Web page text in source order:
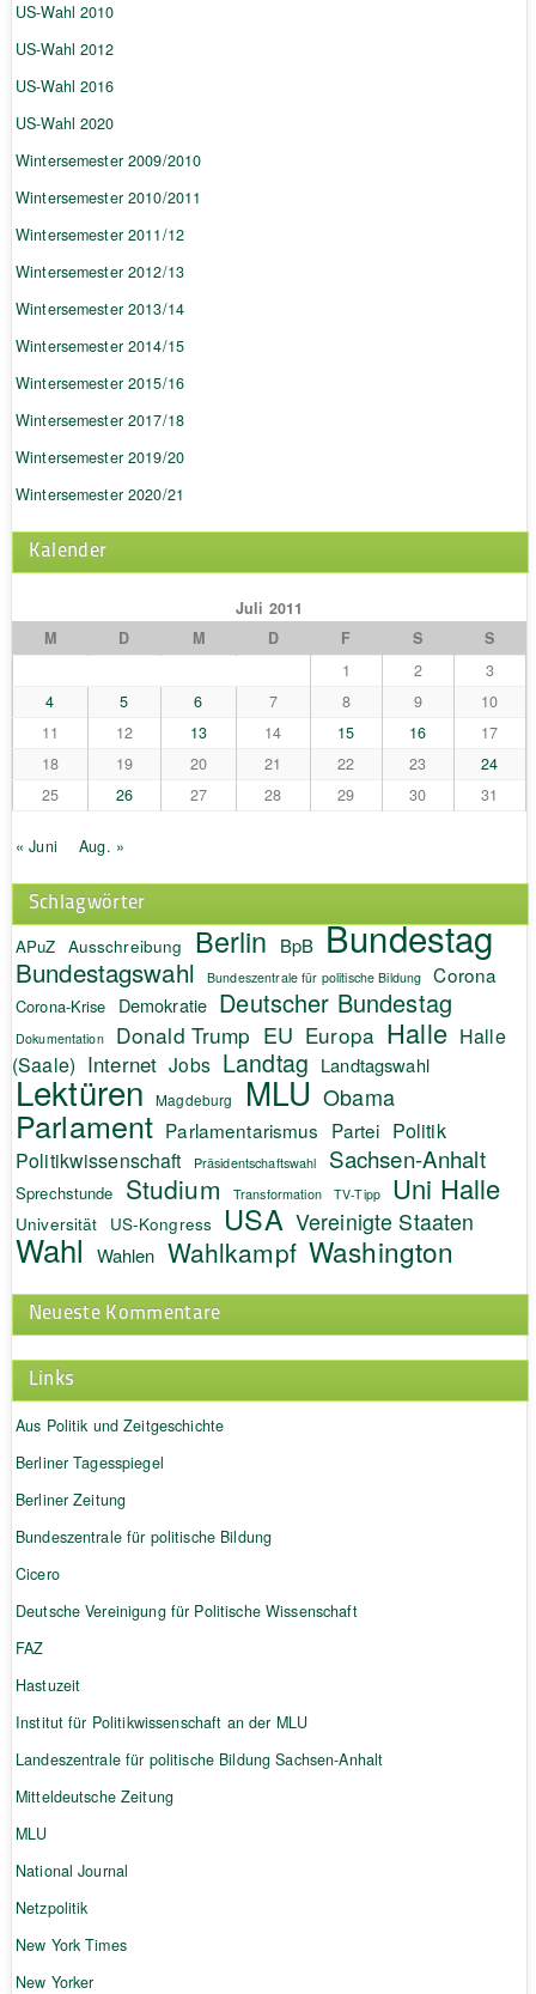
US-Wahl 2010
US-Wahl 2012
US-Wahl 2016
US-Wahl 2020
Wintersemester 2009/2010
Wintersemester 2010/2011
Wintersemester 2011/12
Wintersemester 2012/13
Wintersemester 2013/14
Wintersemester 2014/15
Wintersemester 2015/16
Wintersemester 2017/18
Wintersemester 2019/20
Wintersemester 2020/21
Kalender
Juli 2011
M
D M D F S
S
1
2
3
4
5 6 7 8 9
10
11
12 13 14 15 16
17
18
19 20 21 22 23
24
25
26 27 28 29 30 31
« Juni Aug. »
Schlagwörter
APuZ Ausschreibung Berlin BpB Bundestag
Bundestagswahl Bundeszentrale für politische Bildung Corona
Corona-Krise Demokratie Deutscher Bundestag
Dokumentation Donald Trump EU Europa Halle Halle
(Saale) Internet Jobs Landtag Landtagswahl
Lektüren Magdeburg MLU Obama
Parlament Parlamentarismus Partei Politik
Politikwissenschaft Präsidentschaftswahl Sachsen-Anhalt
Sprechstunde Studium Transformation TV-Tipp Uni Halle
Universität US-Kongress USA Vereinigte Staaten
Wahl Wahlen Wahlkampf Washington
Neueste Kommentare
Links
Aus Politik und Zeitgeschichte
Berliner Tagesspiegel
Berliner Zeitung
Bundeszentrale für politische Bildung
Cicero
Deutsche Vereinigung für Politische Wissenschaft
FAZ
Hastuzeit
Institut für Politikwissenschaft an der MLU
Landeszentrale für politische Bildung Sachsen-Anhalt
Mitteldeutsche Zeitung
MLU
National Journal
Netzpolitik
New York Times
New Yorker